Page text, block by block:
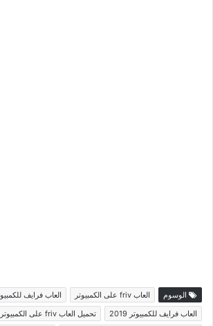
الوسوم العاب friv على الكمبيوتر
العاب فرايف
العاب فرايف للكمبيوتر 2019
تحميل العاب friv على الكمبيوتر 2021